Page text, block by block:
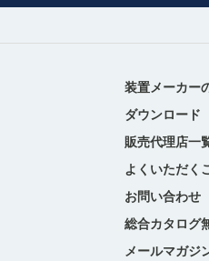
装置メーカー
ダウンロード
販売代理店一
よくいただく
お問い合わせ
総合カタログ
メールマガジ